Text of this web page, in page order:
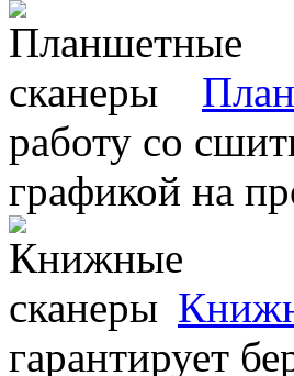
работу со
графикой на
гарантирует